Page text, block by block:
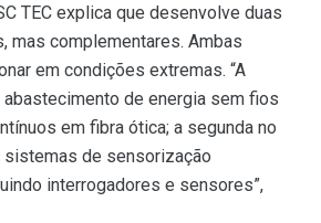
TEC explica que desenvolve duas
mas complementares. Ambas
em condições extremas. “A
de energia sem fios
em fibra ótica; a segunda no
de sensorização
interrogadores e sensores”,